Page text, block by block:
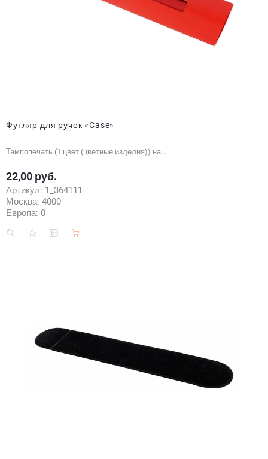
Футляр для ручек «Case»
Тампопечать (1 цвет (цветные изделия)) на...
Цена
22,00 руб.
Артикул: 1_364111
Москва: 4000
Европа: 0